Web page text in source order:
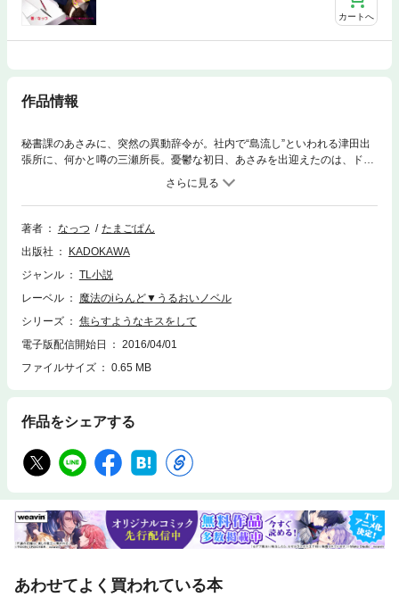
カートへ
作品情報
秘書課のあさみに、突然の異動辞令が。社内で“島流し”といわれる津田出
張所に、何かと噂の三瀬所長。憂鬱な初日、あさみを出迎えたのは、ドS
著者 なっつ
たまごぱん
出版社
KADOKAWA
ジャンル
TL小説
レーベル
魔法のiらんど▼うるおいノベル
シリーズ
焦らすようなキスをして
電子版配信開始日
2016/04/01
ファイルサイズ
0.65 MB
作品をシェアする
あわせてよく買われている本